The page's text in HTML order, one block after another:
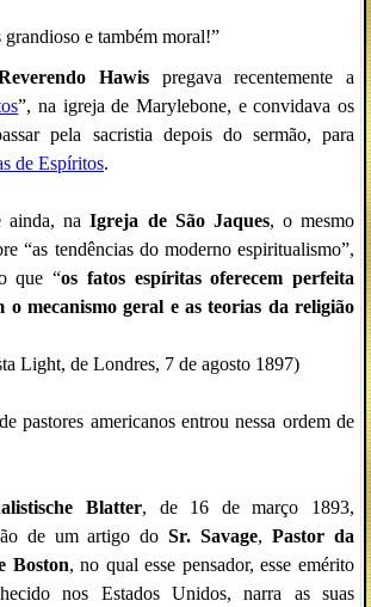
grandioso e também moral!”
Hawispregava recentemente a
”, na igreja de Marylebone, e convidava os
pela sacristia depois do sermão, para
de Espíritos.
ainda, naIgreja de São Jaques, o mesmo
“as tendências do moderno espiritualismo”,
que “os fatos espíritas oferecem perfeita
o mecanismo geral e as teorias da religião
Light, de Londres, 7 de agosto 1897)
pastores americanos entrou nessa ordem de
Blatter, de 16 de março 1893,
de um artigo doSr. Savage,Pastor da
Boston, no qual esse pensador, esse emérito
nos Estados Unidos, narra as suas